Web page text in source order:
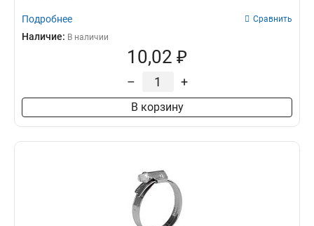
Подробнее Сравнить
Наличие: В наличии
10,02 ₽
– +
В корзину